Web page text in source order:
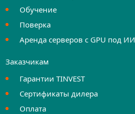
Обучение
Поверка
Аренда серверов с GPU под ИИ
Заказчикам
Гарантии TINVEST
Сертификаты дилера
Оплата